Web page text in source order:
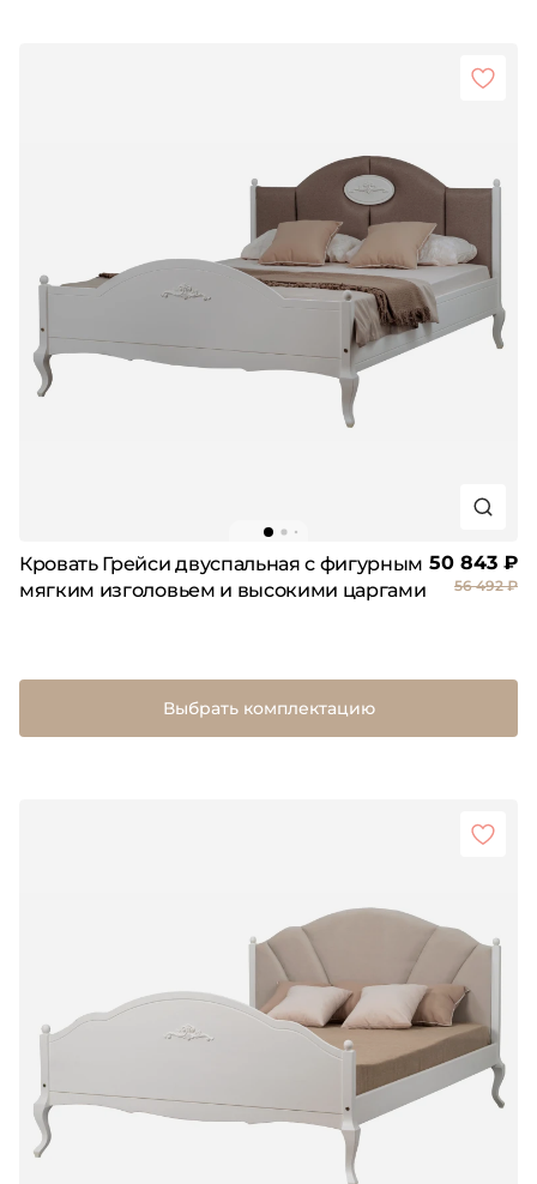
Кровать Грейси двуспальная с фигурным
мягким изголовьем и высокими царгами
50 843 ₽
56 492 ₽
Выбрать комплектацию